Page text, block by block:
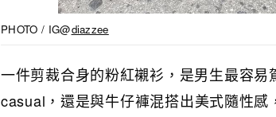
PHOTO / IG@diazzee
一件剪裁合身的粉紅襯衫，是男生最容
casual，還是與牛仔褲混搭出美式隨性